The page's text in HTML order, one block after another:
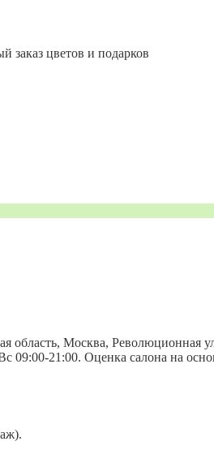
заказ цветов и подарков
область, Москва, Революционная
21:00. Оценка салона на